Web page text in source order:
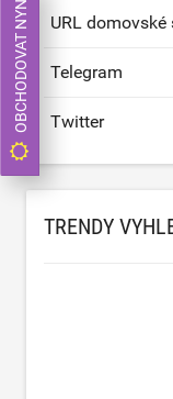
URL domovské
Telegram
Twitter
TRENDY
OBCHODOVAT NYNÍ